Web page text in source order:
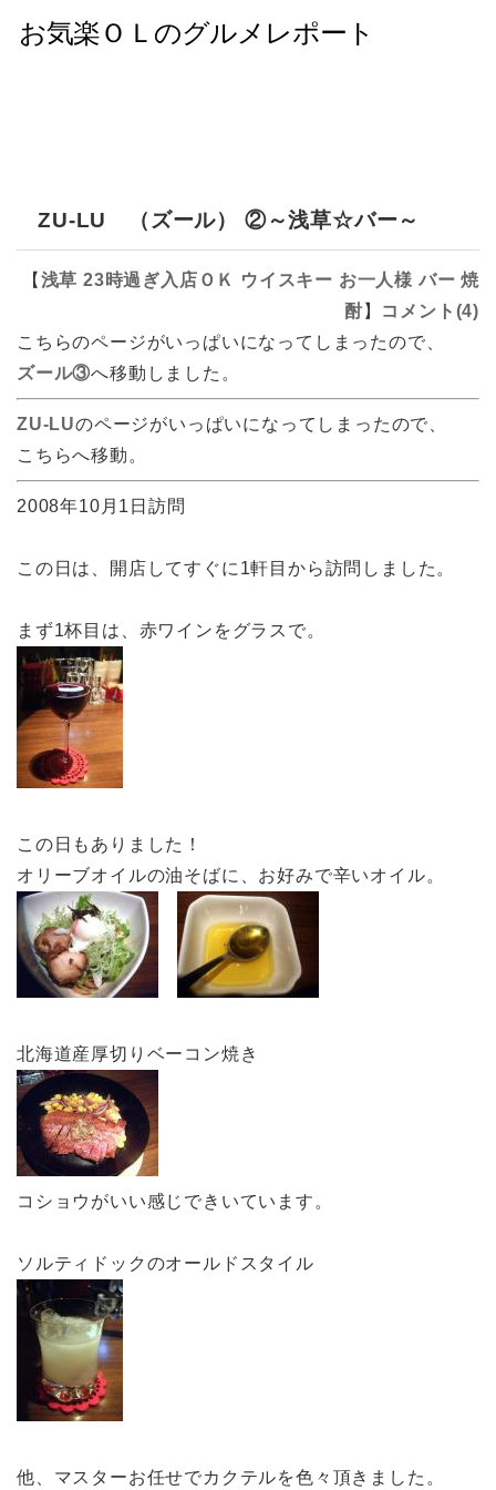
ZU-LU （ズール） ②～浅草☆バー～
【 浅草 23時過ぎ入店ＯＫ ウイスキー お一人様 バー 焼
酎】 コメント(4)
こちらのページがいっぱいになってしまったので、
ズール③へ移動しました。
ZU-LUのページがいっぱいになってしまったので、
こちらへ移動。
2008年10月1日訪問
この日は、開店してすぐに1軒目から訪問しました。
まず1杯目は、赤ワインをグラスで。
この日もありました！
オリーブオイルの油そばに、お好みで辛いオイル。
北海道産厚切りベーコン焼き
コショウがいい感じできいています。
ソルティドックのオールドスタイル
他、マスターお任せでカクテルを色々頂きました。